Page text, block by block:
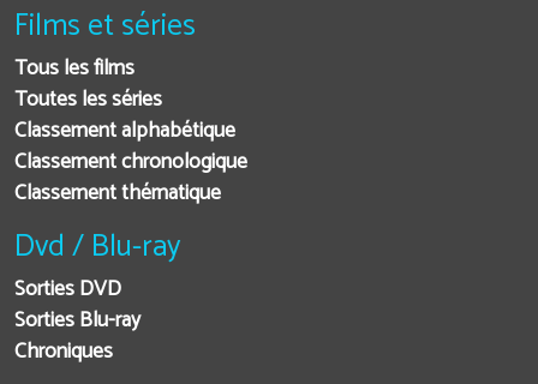
Films et séries
Tous les films
Toutes les séries
Classement alphabétique
Classement chronologique
Classement thématique
Dvd / Blu-ray
Sorties DVD
Sorties Blu-ray
Chroniques